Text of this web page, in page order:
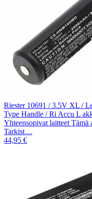
Riester 10691 / 3.5V XL /
Type Handle / Ri Accu L
Yhteensopivat laitteet
Tarkist…
44,95 €